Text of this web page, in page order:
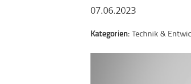
07.06.2023
Kategorien: Technik &